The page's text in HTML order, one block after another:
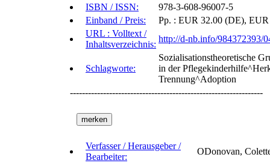
ISBN / ISSN:
978-3-608-96007-5
Einband / Preis:
Pp. : EUR 32.00 (DE),
URL : Volltext /
Inhaltsverzeichnis:
http://d-nb.info/984372393/
Schlagworte:
Sozialisationstheoretische
in der
Trennung^Adoption
----------------------------------------------------------------
Verfasser / Herausgeber /
Bearbeiter:
ODonovan,